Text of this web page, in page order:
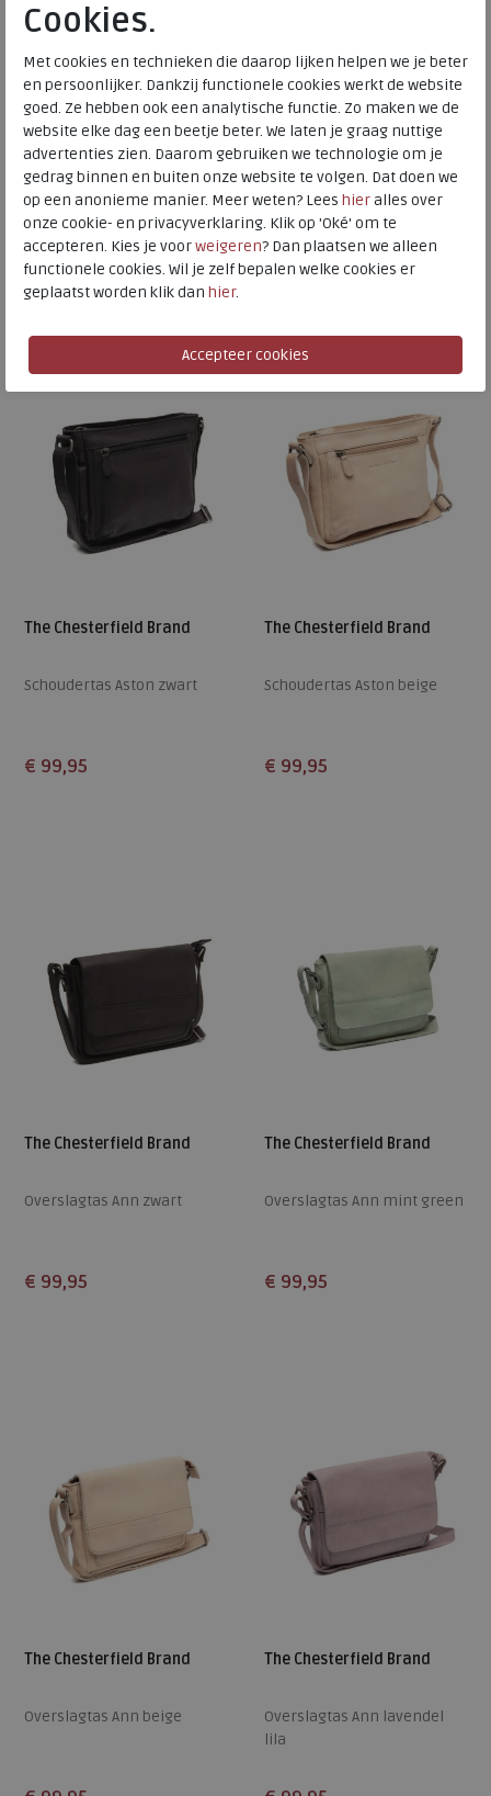
The Chesterfield Brand
Rugzak Bern vintage rose
€ 139,95
Beschikbare maten
The Chesterfield Brand
Schoudertas Irving vintage
rose
€ 99,95
The Chesterfield Brand
Schoudertas Aston zwart
€ 99,95
The Chesterfield Brand
Schoudertas Aston beige
€ 99,95
The Chesterfield Brand
Overslagtas Ann zwart
€ 99,95
The Chesterfield Brand
Overslagtas Ann mint green
€ 99,95
The Chesterfield Brand
Overslagtas Ann beige
The Chesterfield Brand
Overslagtas Ann lavendel
lila
Cookies.
Met cookies en technieken die daarop lijken helpen we je beter
en persoonlijker. Dankzij functionele cookies werkt de website
goed. Ze hebben ook een analytische functie. Zo maken we de
website elke dag een beetje beter. We laten je graag nuttige
advertenties zien. Daarom gebruiken we technologie om je
gedrag binnen en buiten onze website te volgen. Dat doen we
op een anonieme manier. Meer weten? Lees hieralles over
onze cookie- en privacyverklaring. Klik op 'Oké' om te
accepteren. Kies je voorweigeren? Dan plaatsen we alleen
functionele cookies. Wil je zelf bepalen welke cookies er
geplaatst worden klik dan hier.